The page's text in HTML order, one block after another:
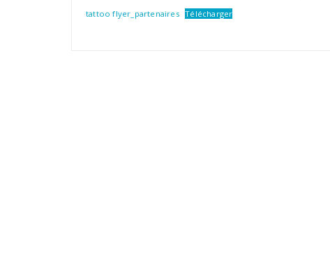
tattoo flyer_partenaires Télécharger